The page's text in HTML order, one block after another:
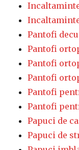
Pantofi
Pantofi
Pantofi
Pantofi
Pantofi
Pantofi
Papuci de
Papuci de